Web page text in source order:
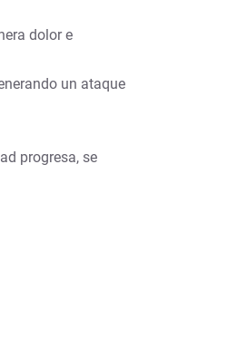
dolor e
un ataque
progresa, se